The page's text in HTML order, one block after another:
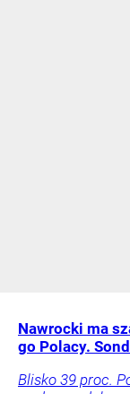
Nawrocki ma
go Polacy.
Blisko 39 proc.